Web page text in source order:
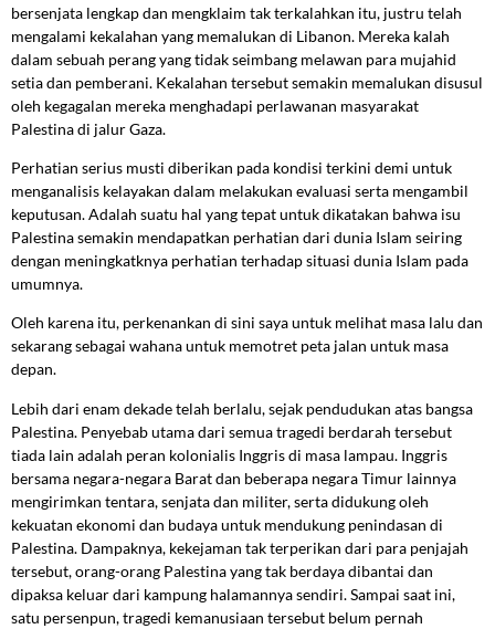
bersenjata lengkap dan mengklaim tak terkalahkan itu, justru telah
mengalami kekalahan yang memalukan di Libanon. Mereka kalah
dalam sebuah perang yang tidak seimbang melawan para mujahid
setia dan pemberani. Kekalahan tersebut semakin memalukan disusul
oleh kegagalan mereka menghadapi perlawanan masyarakat
Palestina di jalur Gaza.
Perhatian serius musti diberikan pada kondisi terkini demi untuk
menganalisis kelayakan dalam melakukan evaluasi serta mengambil
keputusan. Adalah suatu hal yang tepat untuk dikatakan bahwa isu
Palestina semakin mendapatkan perhatian dari dunia Islam seiring
dengan meningkatknya perhatian terhadap situasi dunia Islam pada
umumnya.
Oleh karena itu, perkenankan di sini saya untuk melihat masa lalu dan
sekarang sebagai wahana untuk memotret peta jalan untuk masa
depan.
Lebih dari enam dekade telah berlalu, sejak pendudukan atas bangsa
Palestina. Penyebab utama dari semua tragedi berdarah tersebut
tiada lain adalah peran kolonialis Inggris di masa lampau. Inggris
bersama negara-negara Barat dan beberapa negara Timur lainnya
mengirimkan tentara, senjata dan militer, serta didukung oleh
kekuatan ekonomi dan budaya untuk mendukung penindasan di
Palestina. Dampaknya, kekejaman tak terperikan dari para penjajah
tersebut, orang-orang Palestina yang tak berdaya dibantai dan
dipaksa keluar dari kampung halamannya sendiri. Sampai saat ini,
satu persenpun, tragedi kemanusiaan tersebut belum pernah